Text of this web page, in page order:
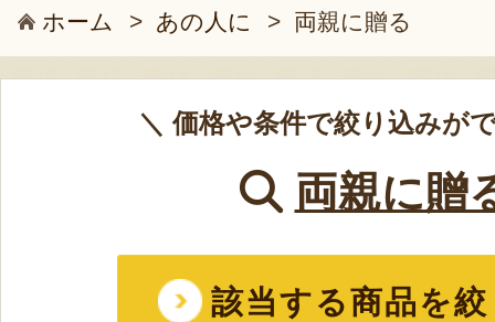
ホーム > あの人に > 両親に贈る
＼ 価格や条件で絞り込みが
両親に贈
該当する商品を